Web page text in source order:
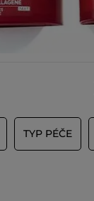
TYP PÉČE